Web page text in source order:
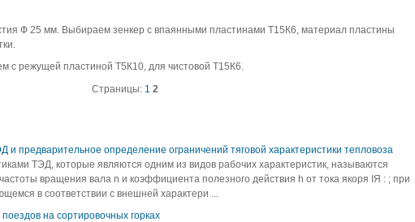
Ф 25 мм. Выбираем зенкер с впаянными пластинами Т15К6, материал пластины
с режущей пластиной Т5К10, для чистовой Т15К6.
Страницы: 1 2
и предварительное определение ограничений тяговой характеристики тепловоза
ТЭД, которые являются одним из видов рабочих характеристик, называются
вращения вала n и коэффициента полезного действия h от тока якоря IЯ : ; при
в соответствии с внешней характери ...
на сортировочных горках